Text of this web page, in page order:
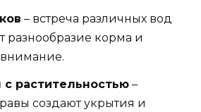
– встреча различных вод
разнообразие корма и
внимание.
растительностью –
создают укрытия и